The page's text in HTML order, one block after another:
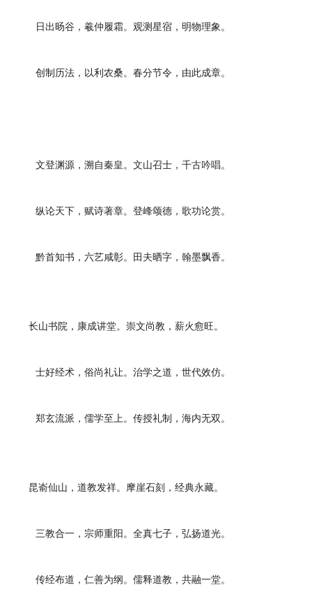
日出旸谷，羲仲履霜。观测星宿，明物理象。
创制历法，以利农桑。春分节令，由此成章。
文登渊源，溯自秦皇。文山召士，千古吟唱。
纵论天下，赋诗著章。登峰颂德，歌功论赏。
黔首知书，六艺咸彰。田夫晒字，翰墨飘香。
长山书院，康成讲堂。崇文尚教，薪火愈旺。
士好经术，俗尚礼让。治学之道，世代效仿。
郑玄流派，儒学至上。传授礼制，海内无双。
昆嵛仙山，道教发祥。摩崖石刻，经典永藏。
三教合一，宗师重阳。全真七子，弘扬道光。
传经布道，仁善为纲。儒释道教，共融一堂。